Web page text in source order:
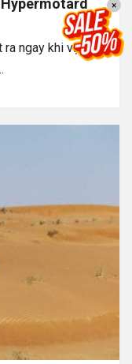
ra ngay khi vặn
×